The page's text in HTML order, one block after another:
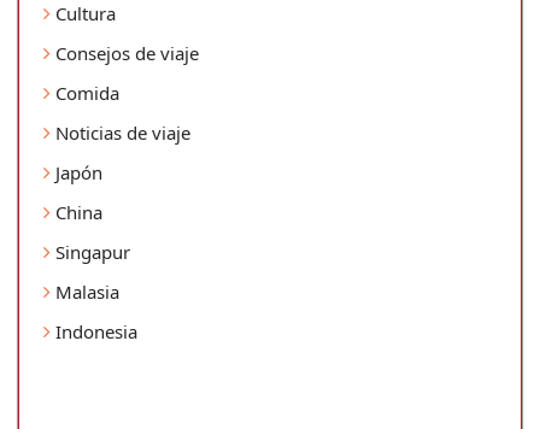
Cultura
Consejos de viaje
Comida
Noticias de viaje
Japón
China
Singapur
Malasia
Indonesia